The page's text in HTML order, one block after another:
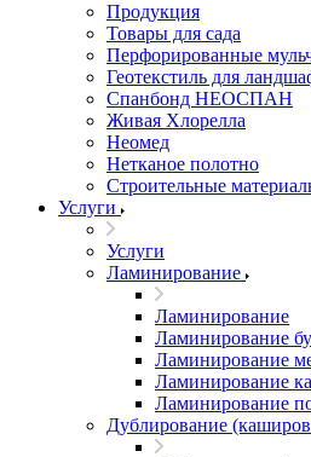
Продукция
Товары для сада
Перфорированные
Геотекстиль для
Спанбонд НЕОСПАН
Живая Хлорелла
Нeомед
Нетканое полотно
Строительные
Услуги
Услуги
Ламинирование
Ламинирование
Ламинирование
Ламинирование
Ламинирование
Ламинирование
Дублирование